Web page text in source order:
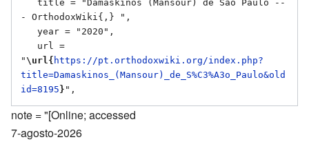
- OrthodoxWiki{,} ",
" \url{ https://pt.orthodoxwiki.org/index.php?
title=Damaskinos_(Mansour)_de_S%C3%A3o_Paulo&old
id=8195 }
note = "[Online; accessed
7-agosto-2026